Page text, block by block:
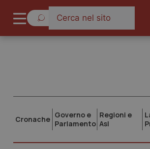
Cronache Governo e
Parlamento
Regioni e
Asl